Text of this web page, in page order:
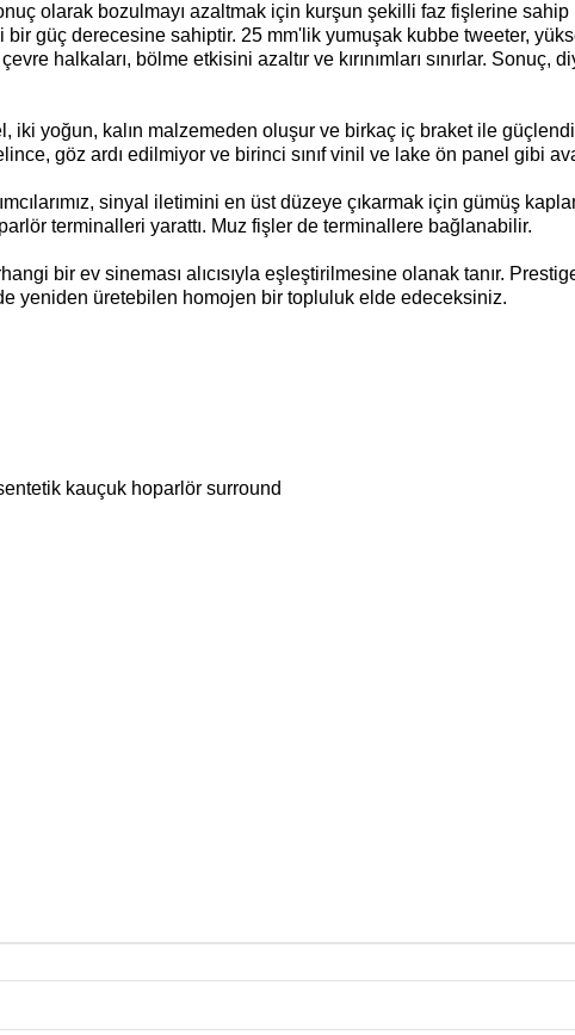
olarak bozulmayı azaltmak için kurşun şekilli faz fişlerine
bir güç derecesine sahiptir. 25 mm'lik yumuşak kubbe tweeter,
halkaları, bölme etkisini azaltır ve kırınımları sınırlar. Sonuç,
iki yoğun, kalın malzemeden oluşur ve birkaç iç braket ile
göz ardı edilmiyor ve birinci sınıf vinil ve lake ön panel gibi
sinyal iletimini en üst düzeye çıkarmak için gümüş
terminalleri yarattı. Muz fişler de terminallere bağlanabilir.
bir ev sineması alıcısıyla eşleştirilmesine olanak tanır.
yeniden üretebilen homojen bir topluluk elde edeceksiniz.
sentetik kauçuk hoparlör surround